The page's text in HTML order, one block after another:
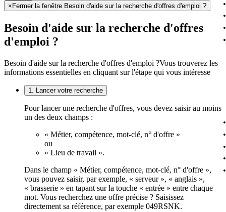
× Fermer la fenêtre Besoin d'aide sur la recherche d'offres d'emploi ?
Besoin d'aide sur la recherche d'offres
d'emploi ?
Besoin d'aide sur la recherche d'offres d'emploi ?Vous trouverez les
informations essentielles en cliquant sur l'étape qui vous intéresse
1. Lancer votre recherche
Pour lancer une recherche d'offres, vous devez saisir au moins
un des deux champs :
« Métier, compétence, mot-clé, n° d'offre »
ou
« Lieu de travail ».
Dans le champ « Métier, compétence, mot-clé, n° d'offre »,
vous pouvez saisir, par exemple, « serveur », « anglais »,
« brasserie » en tapant sur la touche « entrée » entre chaque
mot. Vous recherchez une offre précise ? Saisissez
directement sa référence, par exemple 049RSNK.